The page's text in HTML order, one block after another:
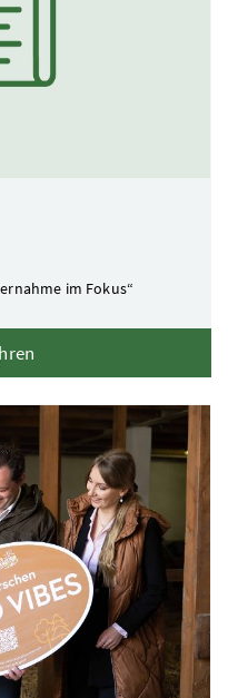
im Fokus“